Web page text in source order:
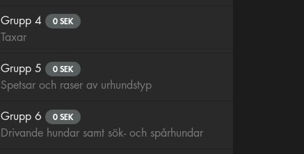
Grupp 4 0 SEK
Taxar
Grupp 5 0 SEK
Spetsar och raser av urhundstyp
Grupp 6 0 SEK
Drivande hundar samt sök- och spårhundar